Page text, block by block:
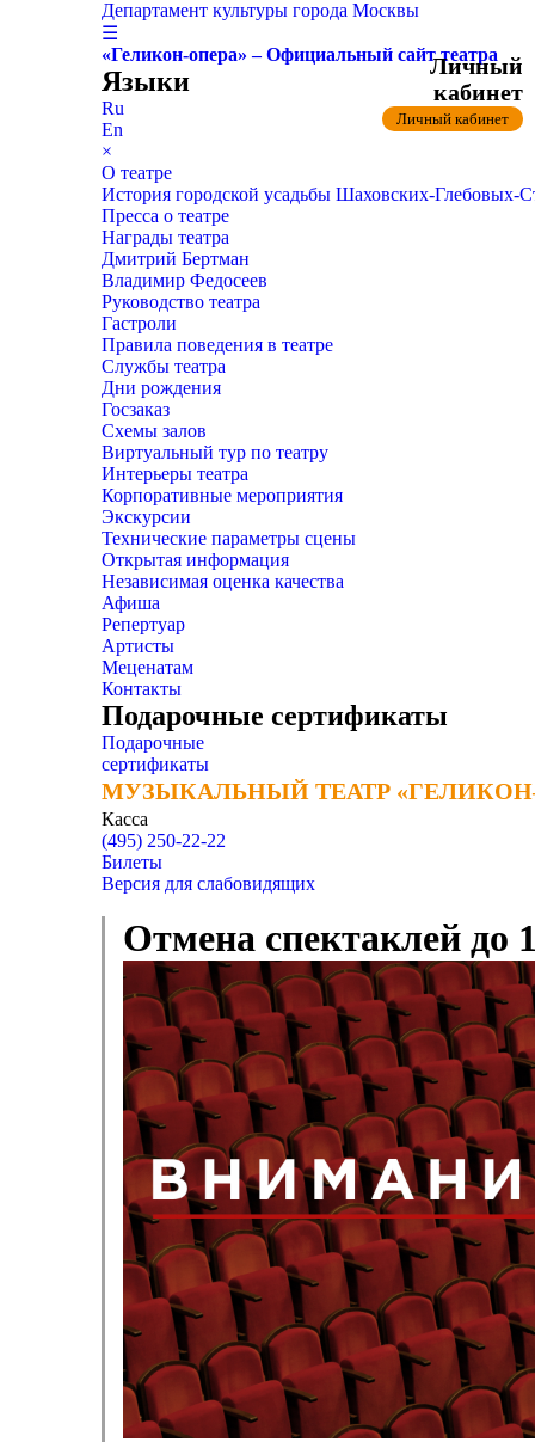
Департамент культуры города Москвы
☰
«Геликон-опера» – Официальный сайт театра
Языки
Ru
En
×
О театре
История городской усадьбы Шаховских-
Пресса о театре
Награды театра
Дмитрий Бертман
Владимир Федосеев
Руководство театра
Гастроли
Правила поведения в театре
Службы театра
Дни рождения
Госзаказ
Схемы залов
Виртуальный тур по театру
Интерьеры театра
Корпоративные мероприятия
Экскурсии
Технические параметры сцены
Открытая информация
Независимая оценка качества
Афиша
Репертуар
Артисты
Меценатам
Контакты
Подарочные сертификаты
Подарочные
сертификаты
МУЗЫКАЛЬНЫЙ ТЕАТР
МУЗЫКАЛЬНЫЙ ТЕАТР
Касса
(495) 250-22-22
Личный
кабинет
Личный кабинет
Билеты
Версия для слабовидящих
Отмена спектаклей до